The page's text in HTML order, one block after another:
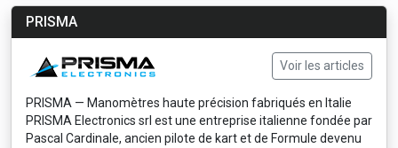
PRISMA
Voir les articles
PRISMA — Manomètres haute précision fabriqués en Italie
PRISMA Electronics srl est une entreprise italienne fondée par
Pascal Cardinale, ancien pilote de kart et de Formule devenu